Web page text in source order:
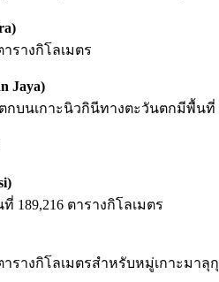
รางกิโลเมตร
Jaya)
บนเกาะนิวกินีทางตะวันตกมีพื้นที่
189,216 ตารางกิโลเมตร
รางกิโลเมตรสำหรับหมู่เกาะมาลุกุ